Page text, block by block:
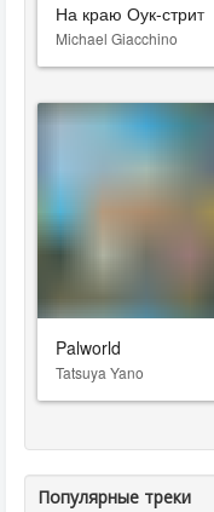
На краю Оук-стрит
Michael Giacchino
Palworld
Tatsuya Yano
Популярные треки